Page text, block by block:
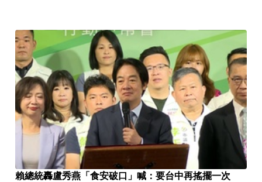
賴總統轟盧秀燕「食安破口」喊：要台中再搖擺一次